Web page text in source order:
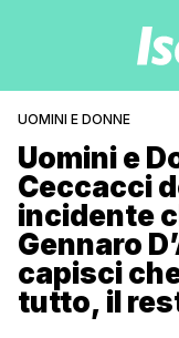
UOMINI E DONNE
Uomini e
Ceccacci
incidente
Gennaro
capisci
tutto, il